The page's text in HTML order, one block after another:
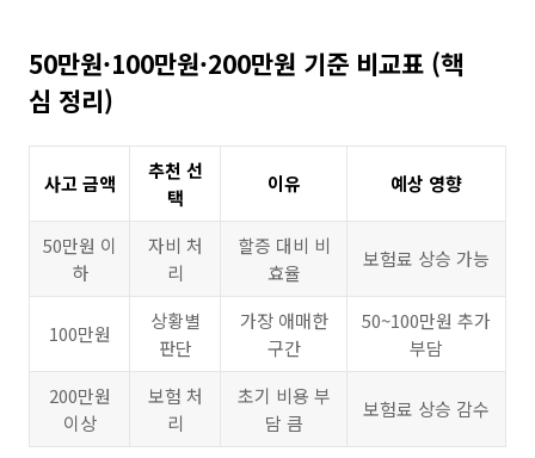
50만원·100만원·200만원 기준 비교표 (핵
심 정리)
사고 금액
추천 선
택
이유 예상 영향
50만원 이
하
자비 처
리
할증 대비 비
효율
보험료 상승 가능
100만원
상황별
판단
가장 애매한
구간
50~100만원 추가
부담
200만원
이상
보험 처
리
초기 비용 부
담 큼
보험료 상승 감수